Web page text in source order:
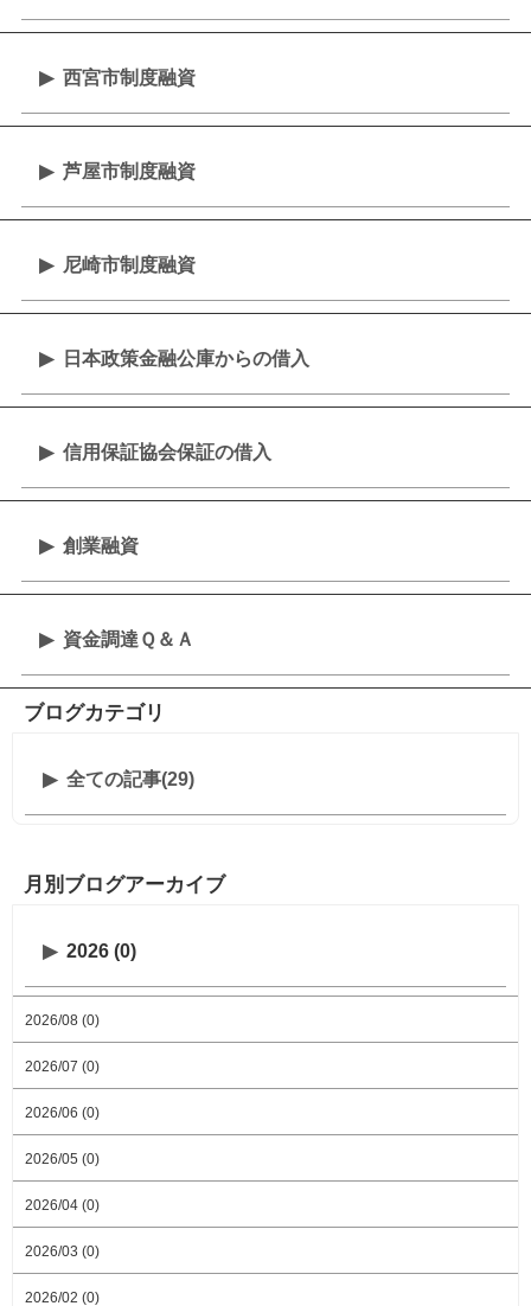
西宮市制度融資
芦屋市制度融資
尼崎市制度融資
日本政策金融公庫からの借入
信用保証協会保証の借入
創業融資
資金調達Ｑ＆Ａ
ブログカテゴリ
全ての記事(29)
月別ブログアーカイブ
2026 (0)
2026/08 (0)
2026/07 (0)
2026/06 (0)
2026/05 (0)
2026/04 (0)
2026/03 (0)
2026/02 (0)